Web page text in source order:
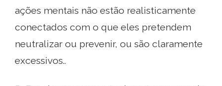
ações mentais não estão realisticamente
conectados com o que eles pretendem
neutralizar ou prevenir, ou são claramente
excessivos..